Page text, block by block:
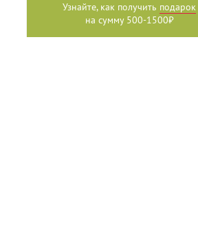
Узнайте, как получить подарок
на сумму 500-1500₽